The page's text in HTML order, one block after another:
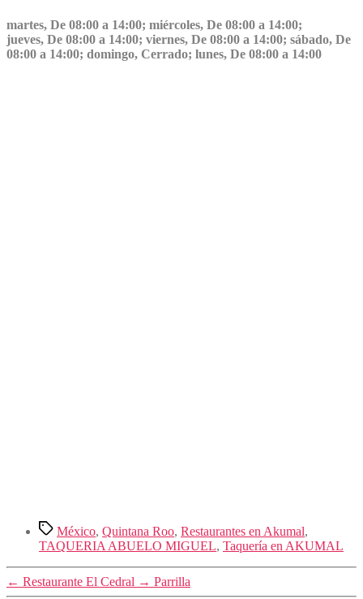
martes, De 08:00 a 14:00; miércoles, De 08:00 a 14:00;
jueves, De 08:00 a 14:00; viernes, De 08:00 a 14:00; sábado, De
08:00 a 14:00; domingo, Cerrado; lunes, De 08:00 a 14:00
Etiquetas
México, Quintana Roo, Restaurantes en Akumal,
TAQUERIA ABUELO MIGUEL, Taquería en AKUMAL
← Restaurante El Cedral → Parrilla